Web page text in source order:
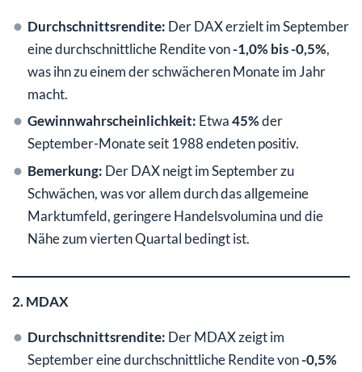
Durchschnittsrendite: Der DAX erzielt im September
eine durchschnittliche Rendite von-1,0% bis -0,5%,
was ihn zu einem der schwächeren Monate im Jahr
macht.
Gewinnwahrscheinlichkeit: Etwa45%der
September-Monate seit 1988 endeten positiv.
Bemerkung: Der DAX neigt im September zu
Schwächen, was vor allem durch das allgemeine
Marktumfeld, geringere Handelsvolumina und die
Nähe zum vierten Quartal bedingt ist.
2. MDAX
Durchschnittsrendite: Der MDAX zeigt im
September eine durchschnittliche Rendite von-0,5%